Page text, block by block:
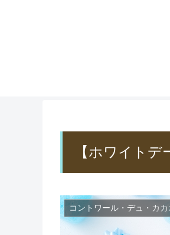
【ホワイト
コントワール・デュ・カカ